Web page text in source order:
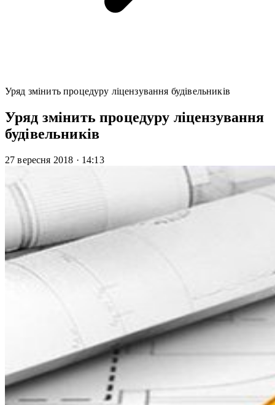
Уряд змінить процедуру ліцензування будівельників
Уряд змінить процедуру ліцензування
будівельників
27 вересня 2018 · 14:13